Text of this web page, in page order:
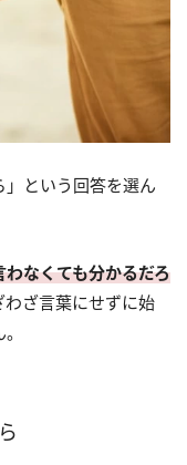
」という回答を選ん
なくても分かるだろ
わざ言葉にせずに始